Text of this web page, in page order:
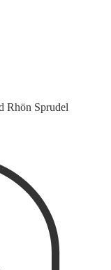
Rhön Sprudel